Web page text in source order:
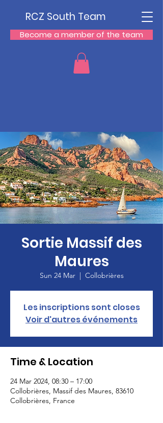
Become a member of the team
RCZ South Team
Sortie Massif des
Maures
Sun 24 Mar
  |
Collobrières
Les inscriptions sont closes
Voir d'autres événements
Time & Location
24 Mar 2024, 08:30 – 17:00
Collobrières, Massif des Maures, 83610
Collobrières, France